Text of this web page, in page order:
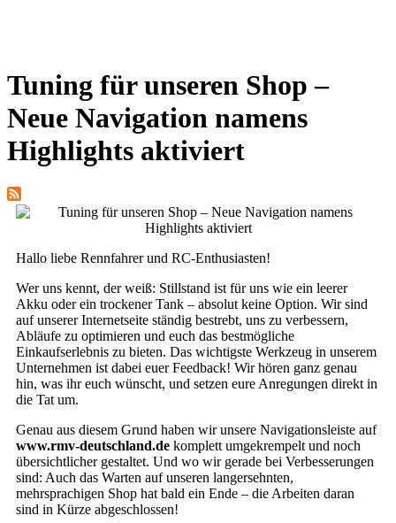
Tuning für unseren Shop –
Neue Navigation namens
Highlights aktiviert
Hallo liebe Rennfahrer und RC-Enthusiasten!
Wer uns kennt, der weiß: Stillstand ist für uns wie ein leerer
Akku oder ein trockener Tank – absolut keine Option. Wir sind
auf unserer Internetseite ständig bestrebt, uns zu verbessern,
Abläufe zu optimieren und euch das bestmögliche
Einkaufserlebnis zu bieten. Das wichtigste Werkzeug in unserem
Unternehmen ist dabei euer Feedback! Wir hören ganz genau
hin, was ihr euch wünscht, und setzen eure Anregungen direkt in
die Tat um.
Genau aus diesem Grund haben wir unsere Navigationsleiste auf
www.rmv-deutschland.de komplett umgekrempelt und noch
übersichtlicher gestaltet. Und wo wir gerade bei Verbesserungen
sind: Auch das Warten auf unseren langersehnten,
mehrsprachigen Shop hat bald ein Ende – die Arbeiten daran
sind in Kürze abgeschlossen!